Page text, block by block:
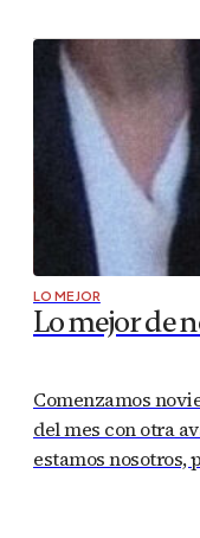
LO MEJOR
Lo mejor de
Comenzamos
del mes con otra
estamos nosotros,